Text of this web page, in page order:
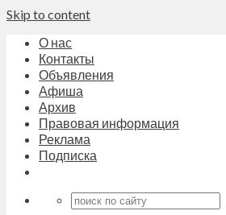
Skip to content
О нас
Контакты
Объявления
Афиша
Архив
Правовая информация
Реклама
Подписка